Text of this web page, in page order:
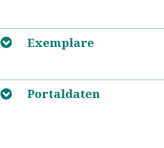
1
Zum historischen Kontext
4
Einzelanmerkungen
B Exemplare
1
Gdańsk, Archiwum Państwowe
B Portaldaten